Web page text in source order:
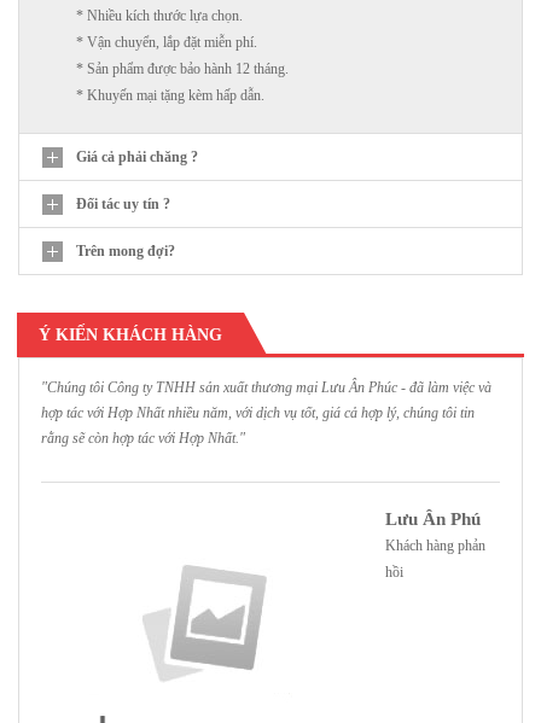
* Nhiều kích thước lựa chọn.
* Vận chuyển, lắp đặt miễn phí.
* Sản phẩm được bảo hành 12 tháng.
* Khuyến mại tặng kèm hấp dẫn.
Giá cả phải chăng ?
Đối tác uy tín ?
Trên mong đợi?
Ý KIẾN KHÁCH HÀNG
"Chúng tôi Công ty TNHH sản xuất thương mại Lưu Ân Phúc - đã làm việc và
hợp tác với Hợp Nhất nhiều năm, với dịch vụ tốt, giá cả hợp lý, chúng tôi tin
rằng sẽ còn hợp tác với Hợp Nhất."
Lưu Ân Phú
Khách hàng phản
hồi